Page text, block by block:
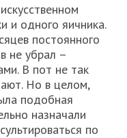
и одного яичника.
постоянного
не убрал –
В пот не так
Но в целом,
подобная
назначали
по